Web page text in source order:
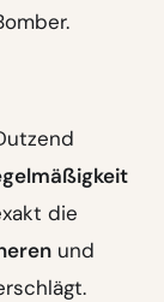
die
und